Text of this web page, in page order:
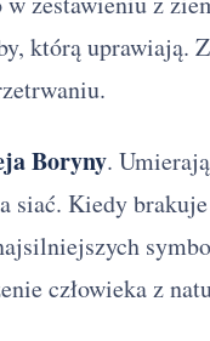
którą uprawiają.
Boryny.
siać. Kiedy
człowieka z